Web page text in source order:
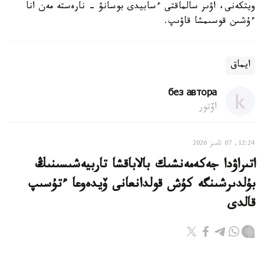
ويتكەنى، اۋىر سالماقتى ءسابيدى بوسانۋ - نارەستە مەن انا
ءۇشىن قوسىمشا قاۋىپ.
ايماق
без автора
اۆتور
12:24, 07 تامىز 2026
اتىراۋدا جەكەمەنشىك بالاباقشا تاربيەشىسىنىڭ
بۇلدىرشىنگە كۇش قولدانعانى ۆيدەوعا ءتۇسىپ
قالدى